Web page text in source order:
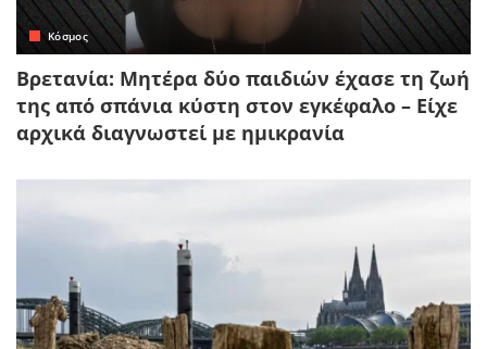
Κόσμος
Βρετανία: Μητέρα δύο παιδιών έχασε τη ζωή
της από σπάνια κύστη στον εγκέφαλο – Είχε
αρχικά διαγνωστεί με ημικρανία